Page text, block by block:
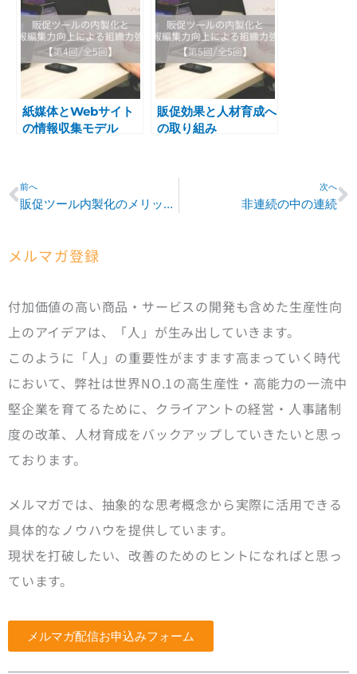
紙媒体とWebサイト
の情報収集モデル
販促効果と人材育成へ
の取り組み
Prev
前へ
販促ツール内製化のメリットとデメリット
次へ
非連続の中の連続
メルマガ登録
付加価値の高い商品・サービスの開発も含めた生産性向
上のアイデアは、「人」が生み出していきます。
このように「人」の重要性がますます高まっていく時代
において、弊社は世界NO.1の高生産性・高能力の一流中
堅企業を育てるために、クライアントの経営・人事諸制
度の改革、人材育成をバックアップしていきたいと思っ
ております。
メルマガでは、抽象的な思考概念から実際に活用できる
具体的なノウハウを提供しています。
現状を打破したい、改善のためのヒントになればと思っ
ています。
メルマガ配信お申込みフォーム